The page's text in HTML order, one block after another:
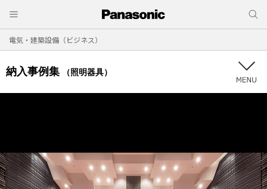
電気・建築設備（ビジネス）
納入事例集 （照明器具）